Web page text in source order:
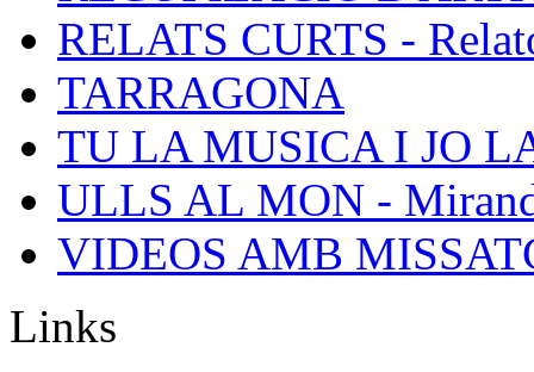
RELATS CURTS -
TARRAGONA
TU LA MUSICA I JO
ULLS AL MON -
VIDEOS AMB
Links